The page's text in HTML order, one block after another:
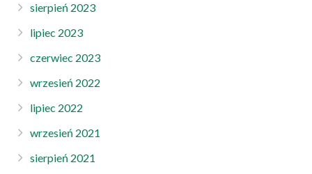
sierpień 2023
lipiec 2023
czerwiec 2023
wrzesień 2022
lipiec 2022
wrzesień 2021
sierpień 2021